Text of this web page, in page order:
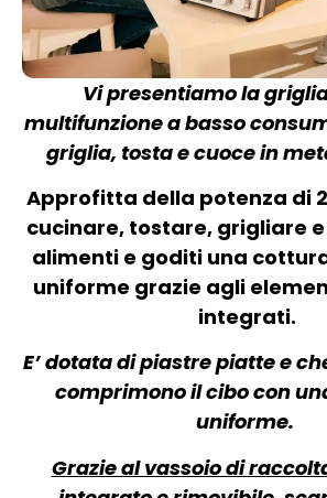
Vi presentiamo la
multifunzione a basso
griglia, tosta e cuoce in
Approfitta della potenza di
cucinare, tostare, grigliare
alimenti e goditi una
uniforme grazie agli
integrati.
E’ dotata di piastre piatte e
comprimono il cibo con
uniforme.
Grazie al vassoio di